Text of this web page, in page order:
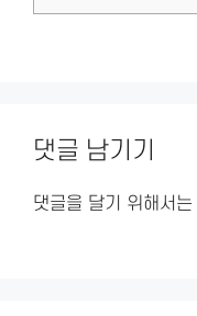
댓글 남기기
댓글을 달기 위해서는